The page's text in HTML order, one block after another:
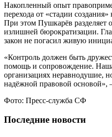
Накопленный опыт
перехода от «стадии
При этом Пушкарёв разделяет
излишней бюрократизации.
закон не погасил живую
«Контроль должен быть
помощь и сопровождение. Наша
организациях неравнодушие,
надёжной правовой основой»,
Фото: Пресс-служба СФ
Последние новости